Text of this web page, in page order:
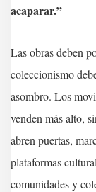
acaparar.”
Las obras deben
coleccionismo
asombro. Los
venden más alto,
abren puertas,
plataformas
comunidades y